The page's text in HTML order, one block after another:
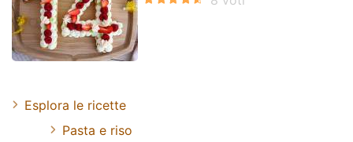
Esplora le ricette
Pasta e riso